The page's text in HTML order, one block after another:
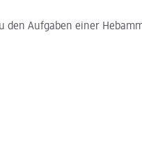
den Aufgaben einer